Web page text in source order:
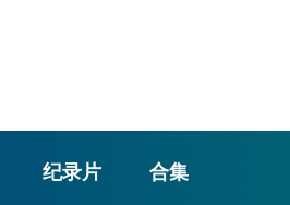
纪录片 合集